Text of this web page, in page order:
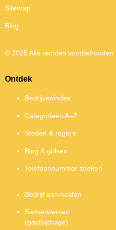
Sitemap
Blog
© 2025 Alle rechten voorbehouden
Ontdek
Bedrijvenindex
Categorieën A–Z
Steden & regio’s
Blog & gidsen
Telefoonnummer zoeken
Bedrijf aanmelden
Samenwerken
(gastbijdrage)